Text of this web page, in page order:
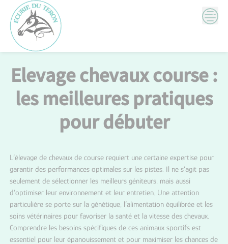
content
Elevage chevaux course :
les meilleures pratiques
pour débuter
L’élevage de chevaux de course requiert une certaine expertise pour
garantir des performances optimales sur les pistes. Il ne s’agit pas
seulement de sélectionner les meilleurs géniteurs, mais aussi
d’optimiser leur environnement et leur entretien. Une attention
particulière se porte sur la génétique, l’alimentation équilibrée et les
soins vétérinaires pour favoriser la santé et la vitesse des chevaux.
Comprendre les besoins spécifiques de ces animaux sportifs est
essentiel pour leur épanouissement et pour maximiser les chances de